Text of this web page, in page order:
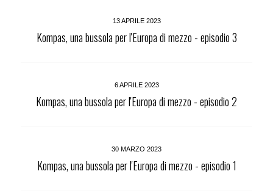
13 APRILE 2023
Kompas, una bussola per l'Europa di mezzo - episodio 3
6 APRILE 2023
Kompas, una bussola per l'Europa di mezzo - episodio 2
30 MARZO 2023
Kompas, una bussola per l'Europa di mezzo - episodio 1